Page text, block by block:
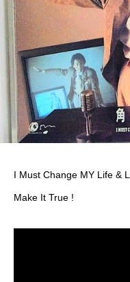
I Must Change MY Life &
Make It True !